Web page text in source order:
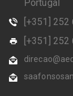
Portugal
[+351] 252
[+351] 252